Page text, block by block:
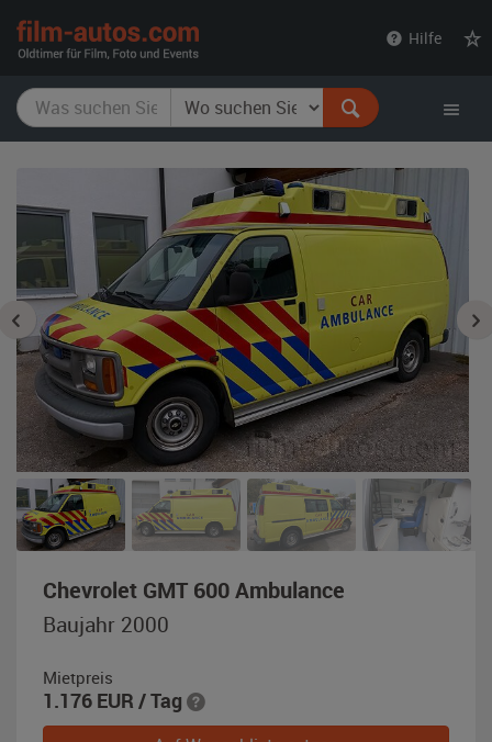
Hilfe
Chevrolet GMT 600 Ambulance
Baujahr 2000
Mietpreis
1.176 EUR / Tag